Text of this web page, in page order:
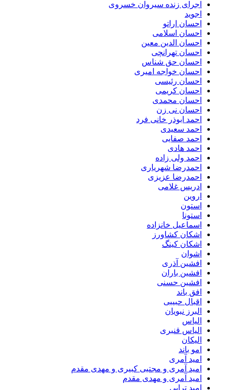
اجرای زنده سیروان خسروی
اجوید
احسان اراتو
احسان اسلامی
احسان الدین معین
احسان تهرانچی
احسان حق شناس
احسان خواجه امیری
احسان رئیسی
احسان کریمی
احسان محمدی
احسان نی زن
احمد ابوذر خانی فرد
احمد سعیدی
احمد صفایی
احمد هادی
احمد ولی زاده
احمدرضا شهریاری
احمدرضا عزیزی
ادریس غلامی
اروین
استون
استونا
اسماعیل خانزاده
اشکان کشاورز
اشکان کینگ
اشوان
افشین آذری
افشین باران
افشین حسنی
افق باند
اقبال حبیبی
البرز نبویان
الیاس
الیاس قنبرى
الیکان
امو باند
امید آمری
امید آمری و مجتبی کبیری و مهدى مقدم
امید آمری و مهدی مقدم
امید ترابی